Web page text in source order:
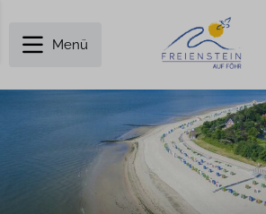
Menü